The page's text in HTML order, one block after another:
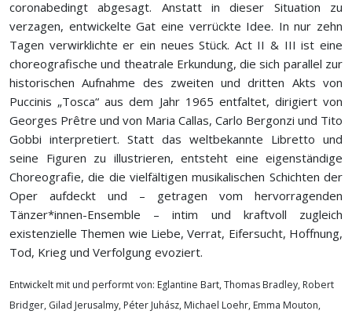
coronabedingt abgesagt. Anstatt in dieser Situation zu
verzagen, entwickelte Gat eine verrückte Idee. In nur zehn
Tagen verwirklichte er ein neues Stück. Act II & III ist eine
choreografische und theatrale Erkundung, die sich parallel zur
historischen Aufnahme des zweiten und dritten Akts von
Puccinis „Tosca“ aus dem Jahr 1965 entfaltet, dirigiert von
Georges Prêtre und von Maria Callas, Carlo Bergonzi und Tito
Gobbi interpretiert. Statt das weltbekannte Libretto und
seine Figuren zu illustrieren, entsteht eine eigenständige
Choreografie, die die vielfältigen musikalischen Schichten der
Oper aufdeckt und – getragen vom hervorragenden
Tänzer*innen-Ensemble – intim und kraftvoll zugleich
existenzielle Themen wie Liebe, Verrat, Eifersucht, Hoffnung,
Tod, Krieg und Verfolgung evoziert.
Entwickelt mit und performt von: Eglantine Bart, Thomas Bradley, Robert
Bridger, Gilad Jerusalmy, Péter Juhász, Michael Loehr, Emma Mouton,